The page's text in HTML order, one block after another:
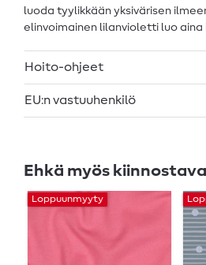
luoda tyylikkään yksivärisen
elinvoimainen lilanvioletti luo aina
Hoito-ohjeet
EU:n vastuuhenkilö
Ehkä myös
Loppuunmyyty